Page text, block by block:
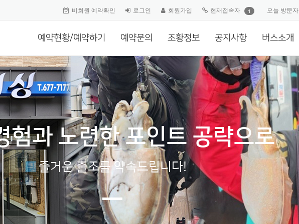
비회원 예약확인 로그인 회원가입 현재접속자 1 오늘 방문자
예약현황/예약하기 예약문의 조황정보 공지사항 버스소개
험과 노련한 포인트 공략으로
즐거운 출조를 약속드립니다!